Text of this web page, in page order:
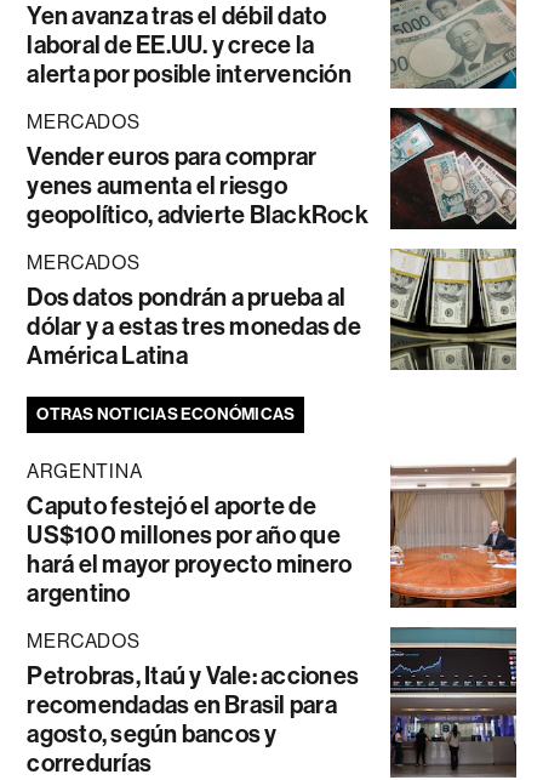
Yen avanza tras el débil dato
laboral de EE.UU. y crece la
alerta por posible intervención
MERCADOS
Vender euros para comprar
yenes aumenta el riesgo
geopolítico, advierte BlackRock
MERCADOS
Dos datos pondrán a prueba al
dólar y a estas tres monedas de
América Latina
OTRAS NOTICIAS ECONÓMICAS
ARGENTINA
Caputo festejó el aporte de
US$100 millones por año que
hará el mayor proyecto minero
argentino
MERCADOS
Petrobras, Itaú y Vale: acciones
recomendadas en Brasil para
agosto, según bancos y
corredurías